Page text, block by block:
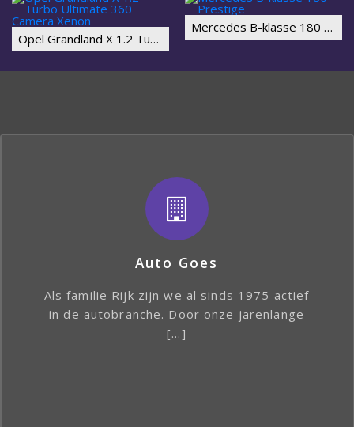
Opel Grandland X 1.2 Turbo Ultimate 360 Camera Xenon
Mercedes B-klasse 180 Prestige
Auto Goes
Als familie Rijk zijn we al sinds 1975 actief
in de autobranche. Door onze jarenlange
[…]